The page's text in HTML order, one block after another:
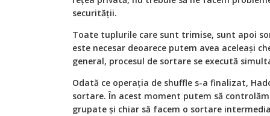
securității.
Toate tuplurile care sunt trimise, sunt apoi
este necesar deoarece putem avea aceleași
general, procesul de sortare se execută
Odată ce operația de shuffle s-a finalizat,
sortare. În acest moment putem să
grupate și chiar să facem o sortare